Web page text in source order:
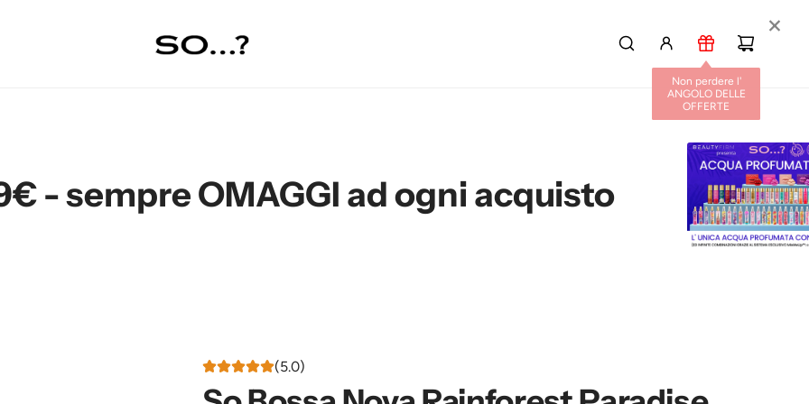
Non perdere l'
ANGOLO DELLE
OFFERTE
OMAGGI ad ogni acquisto
(5.0)
×